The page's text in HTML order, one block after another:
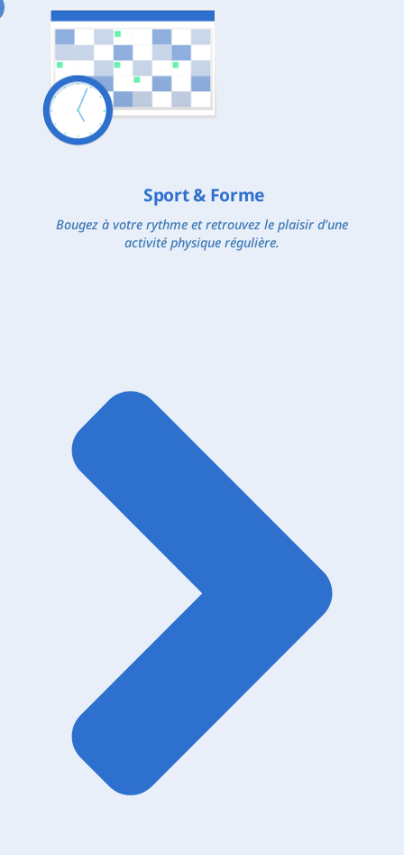
Sport & Forme
Bougez à votre rythme et retrouvez le plaisir d’une
activité physique régulière.